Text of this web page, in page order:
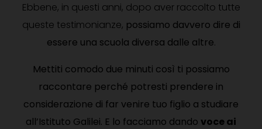
Ebbene, in questi anni, dopo aver raccolto tutte
queste testimonianze, possiamo davvero dire di
essere una scuola diversa dalle altre.
Mettiti comodo due minuti così ti possiamo
raccontare perché potresti prendere in
considerazione di far venire tuo figlio a studiare
all’Istituto Galilei. E lo facciamo dando voce ai